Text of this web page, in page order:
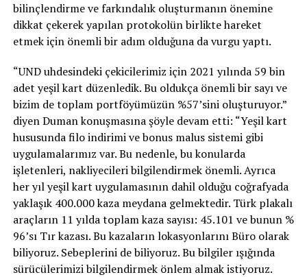
bilinçlendirme ve farkındalık oluşturmanın önemine
dikkat çekerek yapılan protokolün birlikte hareket
etmek için önemli bir adım olduğuna da vurgu yaptı.
“UND uhdesindeki çekicilerimiz için 2021 yılında 59 bin
adet yeşil kart düzenledik. Bu oldukça önemli bir sayı ve
bizim de toplam portföyümüzün %57’sini oluşturuyor.”
diyen Duman konuşmasına şöyle devam etti: “Yeşil kart
hususunda filo indirimi ve bonus malus sistemi gibi
uygulamalarımız var. Bu nedenle, bu konularda
işletenleri, nakliyecileri bilgilendirmek önemli. Ayrıca
her yıl yeşil kart uygulamasının dahil olduğu coğrafyada
yaklaşık 400.000 kaza meydana gelmektedir. Türk plakalı
araçların 11 yılda toplam kaza sayısı: 45.101 ve bunun %
96’sı Tır kazası. Bu kazaların lokasyonlarını Büro olarak
biliyoruz. Sebeplerini de biliyoruz. Bu bilgiler ışığında
sürücülerimizi bilgilendirmek önlem almak istiyoruz.